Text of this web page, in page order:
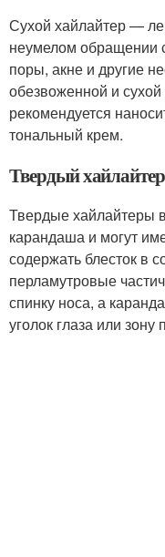
Сухой хайлайтер —
неумелом обращении
поры, акне и другие
обезвоженной и
рекомендуется
тональный крем.
Твердый хайлайтер
Твердые хайлайтеры
карандаша и могут
содержать блесток в
перламутровые
спинку носа, а
уголок глаза или